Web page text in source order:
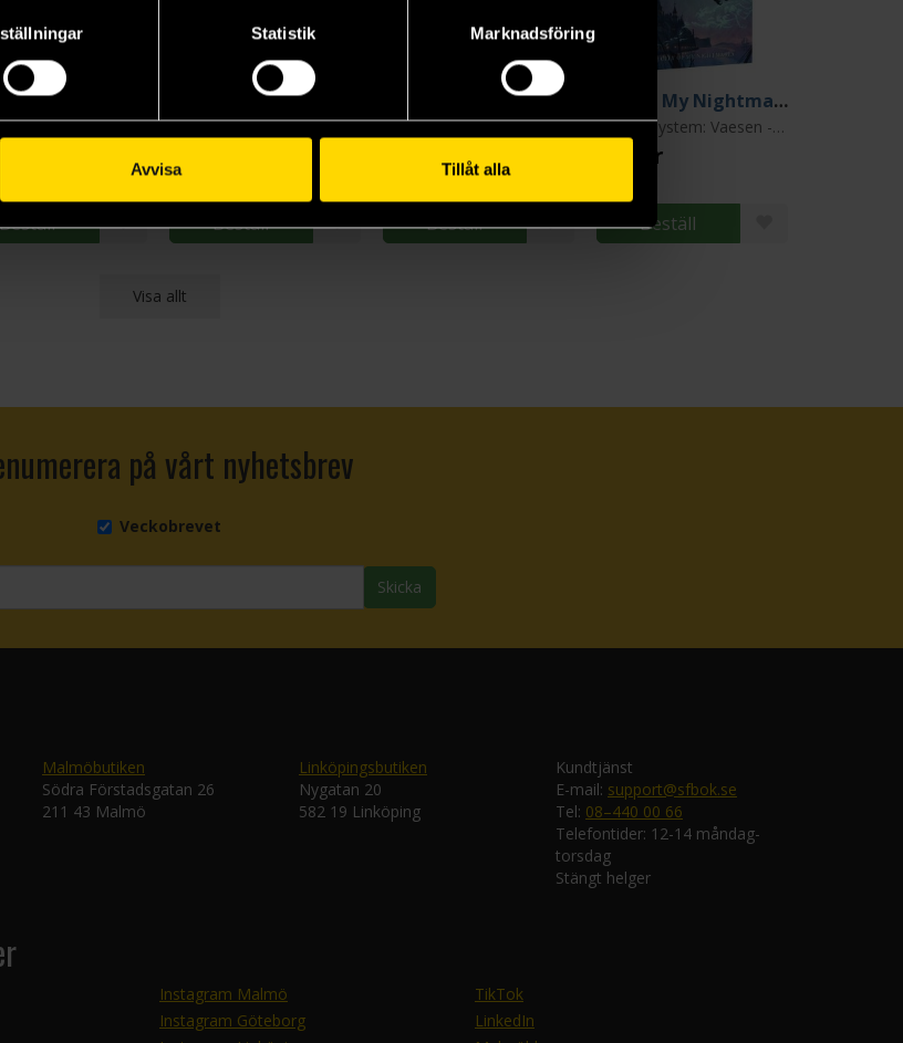
Statistik Marknadsföring
Avvisa Tillåt alla
School Revival
Beställ
År Noll System: Nordiska väsen
Beställ
PIRATE BORG: Starter Set
OSR - Old School Revival
449 kr
Beställ
City of My Nightmares
År Noll System: Vaesen - Nordic Horror Roleplaying
379 kr
Beställ
Visa allt
på vårt nyhetsbrev
Veckobrevet
Skicka
Malmöbutiken
Södra Förstadsgatan 26
211 43 Malmö
Linköpingsbutiken
Nygatan 20
582 19 Linköping
Kundtjänst
E-mail: support@sfbok.se
Tel: 08–440 00 66
Telefontider: 12-14 måndag-
torsdag
Stängt helger
Instagram Malmö
Instagram Göteborg
TikTok
LinkedIn